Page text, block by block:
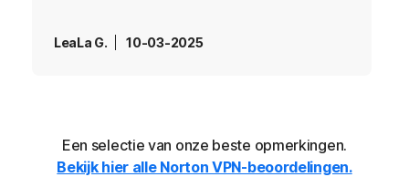
LeaLa G. 10-03-2025
Een selectie van onze beste opmerkingen.
Bekijk hier alle Norton VPN-beoordelingen.